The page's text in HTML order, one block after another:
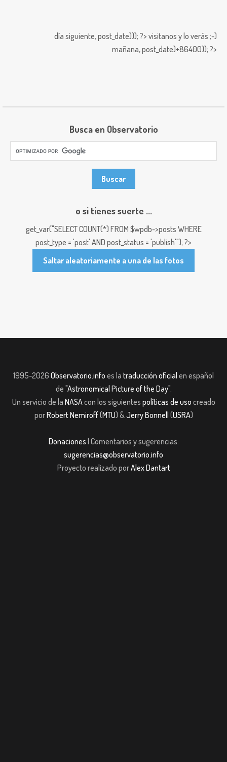
día siguiente,post_date))); ?> visitanos y lo verás ;-)
mañana,post_date)+86400)); ?>
Busca en Observatorio
o si tienes suerte ...
get_var("SELECT COUNT(*) FROM $wpdb->posts WHERE
post_type = 'post' AND post_status = 'publish'"); ?>
Saltar aleatoriamente a una de las fotos
1995-2026 Observatorio.info es la traducción oficial en español
de "Astronomical Picture of the Day".
Un servicio de la NASAcon los siguientes políticas de uso creado
porRobert Nemiroff(MTU) &Jerry Bonnell (USRA)
Donaciones | Comentarios y sugerencias:
sugerencias@observatorio.info
Proyecto realizado porAlex Dantart